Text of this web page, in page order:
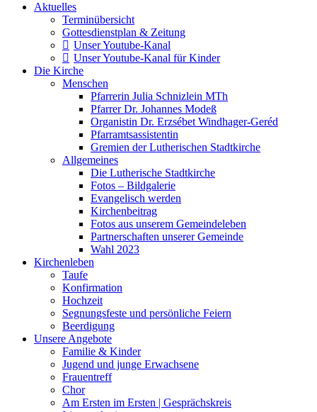
Aktuelles
Terminübersicht
Gottesdienstplan & Zeitung
Unser Youtube-Kanal
Unser Youtube-Kanal für Kinder
Die Kirche
Menschen
Pfarrerin Julia Schnizlein MTh
Pfarrer Dr. Johannes Modeß
Organistin Dr. Erzsébet Windhager-Geréd
Pfarramtsassistentin
Gremien der Lutherischen Stadtkirche
Allgemeines
Die Lutherische Stadtkirche
Fotos – Bildgalerie
Evangelisch werden
Kirchenbeitrag
Fotos aus unserem Gemeindeleben
Partnerschaften unserer Gemeinde
Wahl 2023
Kirchenleben
Taufe
Konfirmation
Hochzeit
Segnungsfeste und persönliche Feiern
Beerdigung
Unsere Angebote
Familie & Kinder
Jugend und junge Erwachsene
Frauentreff
Chor
Am Ersten im Ersten | Gesprächskreis